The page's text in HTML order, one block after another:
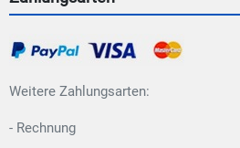
Weitere Zahlungsarten:
- Rechnung